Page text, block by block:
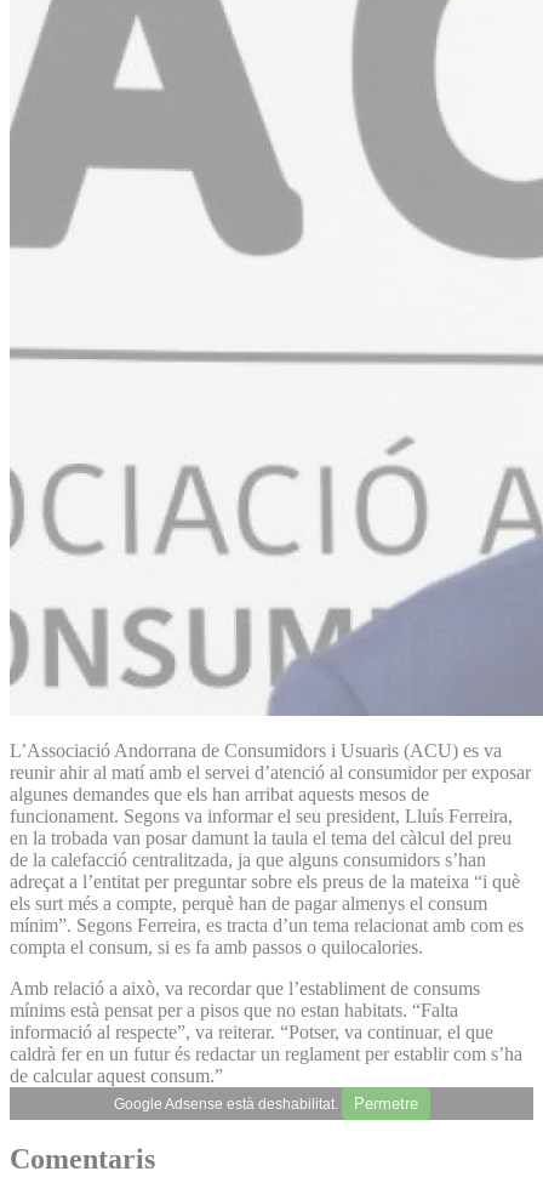
L’Associació Andorrana de Consumidors i Usuaris (ACU) es va
reunir ahir al matí amb el servei d’atenció al consumidor per exposar
algunes demandes que els han arribat aquests mesos de
funcionament. Segons va informar el seu president, Lluís Ferreira,
en la trobada van posar damunt la taula el tema del càlcul del preu
de la calefacció centralitzada, ja que alguns consumidors s’han
adreçat a l’entitat per preguntar sobre els preus de la mateixa “i què
els surt més a compte, perquè han de pagar almenys el consum
mínim”. Segons Ferreira, es tracta d’un tema relacionat amb com es
compta el consum, si es fa amb passos o quilocalories.
Amb relació a això, va recordar que l’establiment de consums
mínims està pensat per a pisos que no estan habitats. “Falta
informació al respecte”, va reiterar. “Potser, va continuar, el que
caldrà fer en un futur és redactar un reglament per establir com s’ha
de calcular aquest consum.”
Google Adsense està deshabilitat. Permetre
Comentaris